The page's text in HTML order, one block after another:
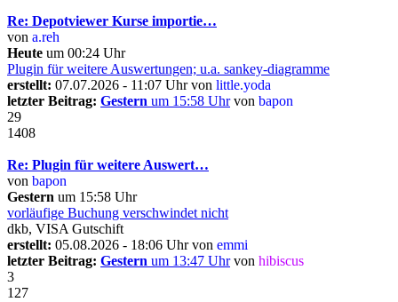
Re: Depotviewer Kurse importie…
von a.reh
Heute um 00:24 Uhr
Plugin für weitere Auswertungen; u.a. sankey-diagramme
erstellt: 07.07.2026 - 11:07 Uhr von little.yoda
letzter Beitrag: Gestern um 15:58 Uhrvon bapon
29
1408
Re: Plugin für weitere Auswert…
von bapon
Gestern um 15:58 Uhr
vorläufige Buchung verschwindet nicht
dkb, VISA Gutschift
erstellt: 05.08.2026 - 18:06 Uhr von emmi
letzter Beitrag: Gestern um 13:47 Uhrvon hibiscus
3
127